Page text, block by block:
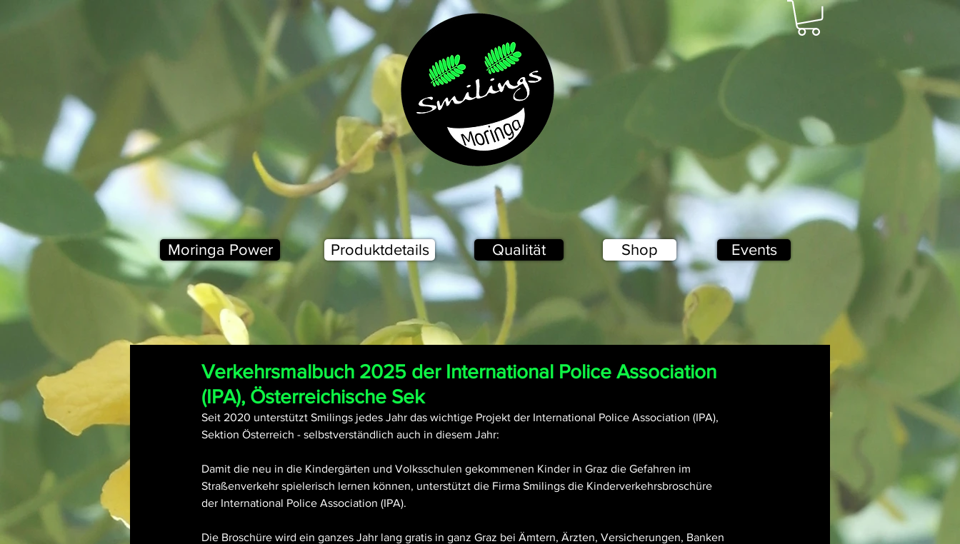
Moringa Power Produktdetails Qualität Shop Events
Verkehrsmalbuch 2025 der International Police Association
(IPA), Österreichische Sek
Seit 2020 unterstützt Smilings jedes Jahr das wichtige Projekt der International Police Association (IPA),
Sektion Österreich - selbstverständlich auch in diesem Jahr:
Damit die neu in die Kindergärten und Volksschulen gekommenen Kinder in Graz die Gefahren im
Straßenverkehr spielerisch lernen können, unterstützt die Firma Smilings die Kinderverkehrsbroschüre
der International Police Association (IPA).
Die Broschüre wird ein ganzes Jahr lang gratis in ganz Graz bei Ämtern, Ärzten, Versicherungen, Banken